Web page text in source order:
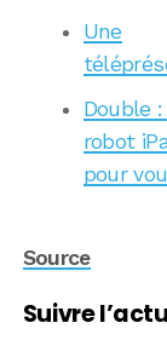
Une
Double
robot
pour
Source
Suivre